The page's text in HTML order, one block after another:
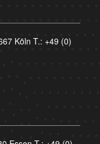
Köln T.: +49 (0)